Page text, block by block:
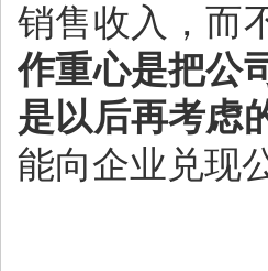
销售收入，而
作重心是把公
是以后再考虑
能向企业兑现